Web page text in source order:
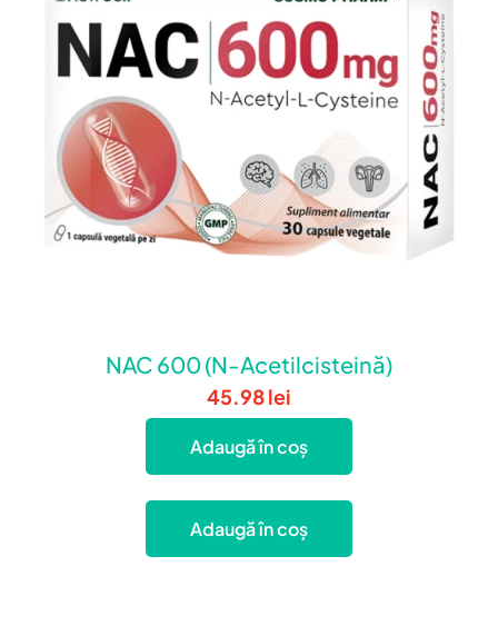
NAC 600 (N-Acetilcisteină)
45.98lei
Adaugă în coș
Adaugă în coș